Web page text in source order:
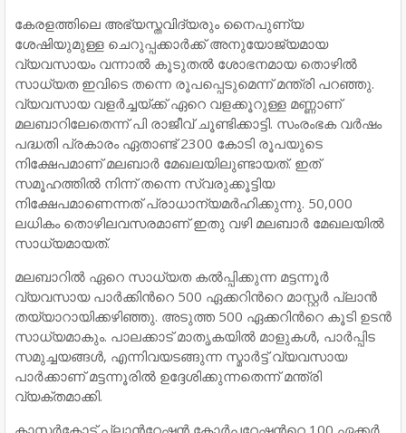
കേരളത്തിലെ അഭ്യസ്തവിദ്യരും നൈപുണ്യ
ശേഷിയുമുള്ള ചെറുപ്പക്കാര്‍ക്ക് അനുയോജ്യമായ
വ്യവസായം വന്നാല്‍ കൂടുതല്‍ ശോഭനമായ തൊഴില്‍
സാധ്യത ഇവിടെ തന്നെ രൂപപ്പെടുമെന്ന് മന്ത്രി പറഞ്ഞു.
വ്യവസായ വളര്‍ച്ചയ്ക്ക് ഏറെ വളക്കൂറുള്ള മണ്ണാണ്
മലബാറിലേതെന്ന് പി രാജീവ് ചൂണ്ടിക്കാട്ടി. സംരംഭക വര്‍ഷം
പദ്ധതി പ്രകാരം ഏതാണ്ട് 2300 കോടി രൂപയുടെ
നിക്ഷേപമാണ് മലബാര്‍ മേഖലയിലുണ്ടായത്. ഇത്
സമൂഹത്തില്‍ നിന്ന് തന്നെ സ്വരുക്കൂട്ടിയ
നിക്ഷേപമാണെന്നത് പ്രാധാന്യമര്‍ഹിക്കുന്നു. 50,000
ലധികം തൊഴിലവസരമാണ് ഇതു വഴി മലബാര്‍ മേഖലയില്‍
സാധ്യമായത്.
മലബാറില്‍ ഏറെ സാധ്യത കല്‍പ്പിക്കുന്ന മട്ടന്നൂര്‍
വ്യവസായ പാര്‍ക്കിന്‍റെ 500 ഏക്കറിന്‍റെ മാസ്റ്റര്‍ പ്ലാന്‍
തയ്യാറായിക്കഴിഞ്ഞു. അടുത്ത 500 ഏക്കറിന്‍റെ കൂടി ഉടന്‍
സാധ്യമാകും. പാലക്കാട് മാതൃകയില്‍ മാളുകള്‍, പാര്‍പ്പിട
സമുച്ചയങ്ങള്‍, എന്നിവയടങ്ങുന്ന സ്മാര്‍ട്ട് വ്യവസായ
പാര്‍ക്കാണ് മട്ടന്നൂരില്‍ ഉദ്ദേശിക്കുന്നതെന്ന് മന്ത്രി
വ്യക്തമാക്കി.
കാസര്‍കോട്ട് പ്ലാന്‍റേഷന്‍ കോര്‍പറേഷന്‍റെ 100 ഏക്കര്‍